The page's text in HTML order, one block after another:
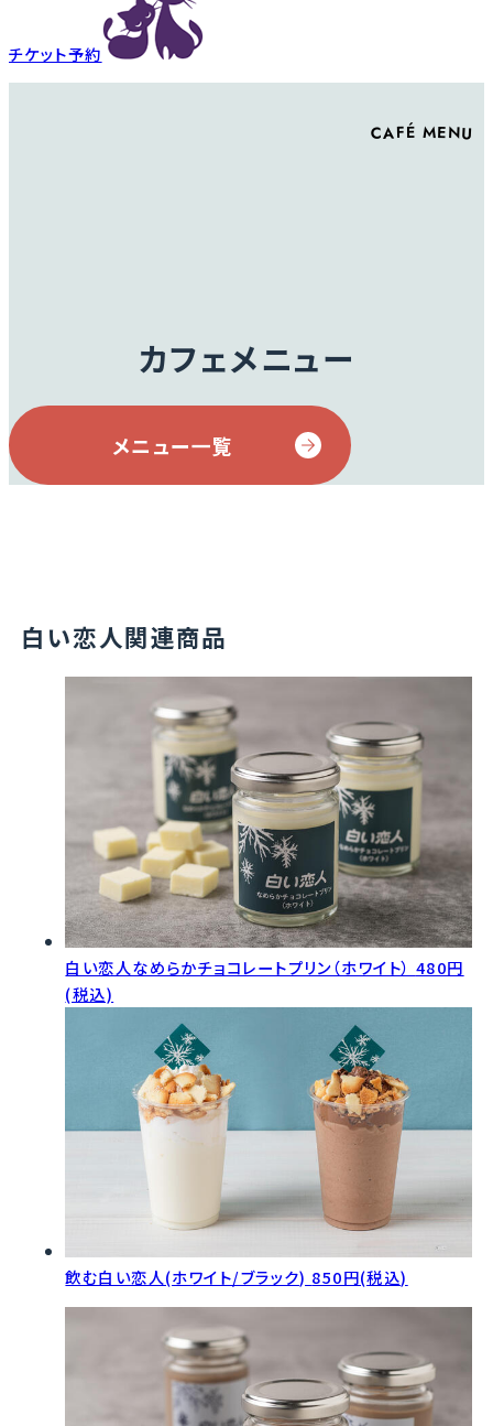
チケット予約
CAFÉ MENU
カフェメニュー
メニュー一覧
白い恋人関連商品
白い恋人なめらかチョコレートプリン（ホワイト） 480円
(税込)
飲む白い恋人(ホワイト/ブラック) 850円(税込)